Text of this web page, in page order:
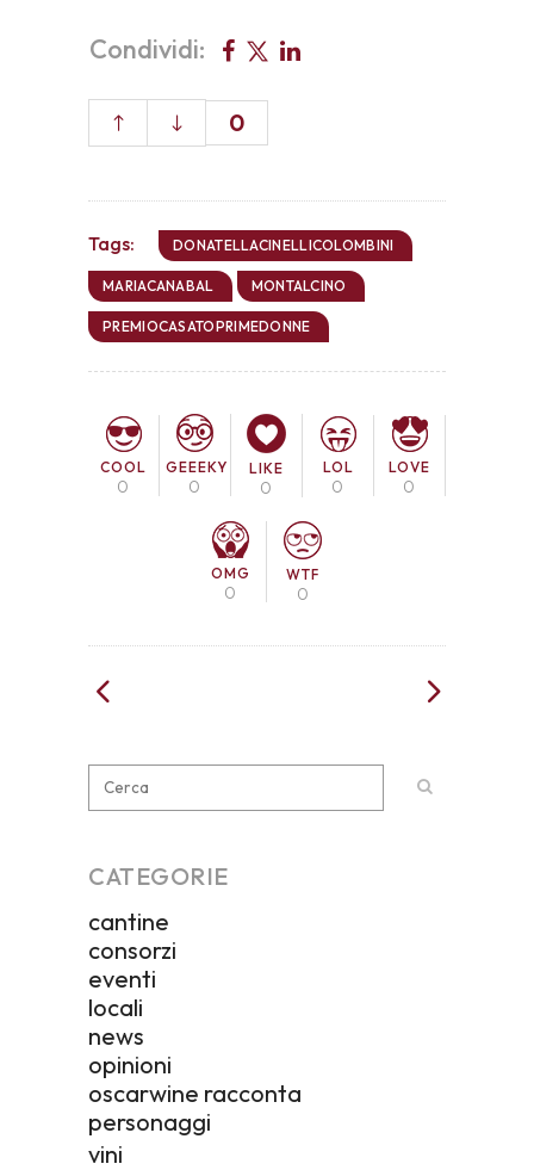
Condividi:
0
Tags: DONATELLACINELLICOLOMBINI
MARIACANABAL MONTALCINO
PREMIOCASATOPRIMEDONNE
COOL
0
GEEEKY
0
LIKE
0
LOL
0
LOVE
0
OMG
0
WTF
0
CATEGORIE
cantine
consorzi
eventi
locali
news
opinioni
oscarwine racconta
personaggi
vini